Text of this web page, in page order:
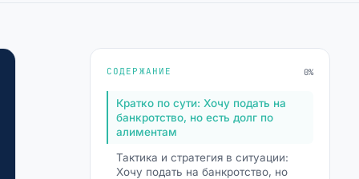
СОДЕРЖАНИЕ 0%
Кратко по сути: Хочу подать на
банкротство, но есть долг по
алиментам
Тактика и стратегия в ситуации:
Хочу подать на банкротство, но